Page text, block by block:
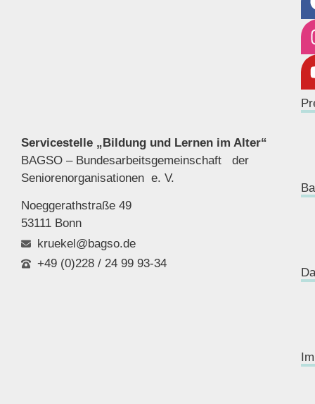
Servicestelle „Bildung und Lernen im Alter“
BAGSO – Bundesarbeitsgemeinschaft der
Seniorenorganisationen e. V.
Noeggerathstraße 49
53111 Bonn
kruekel@bagso.de
+49 (0)228 / 24 99 93-34